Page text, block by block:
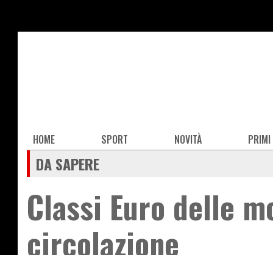
Main
navigation
HOME SPORT NOVITÀ PRIMI
DA SAPERE
Classi Euro delle
circolazione